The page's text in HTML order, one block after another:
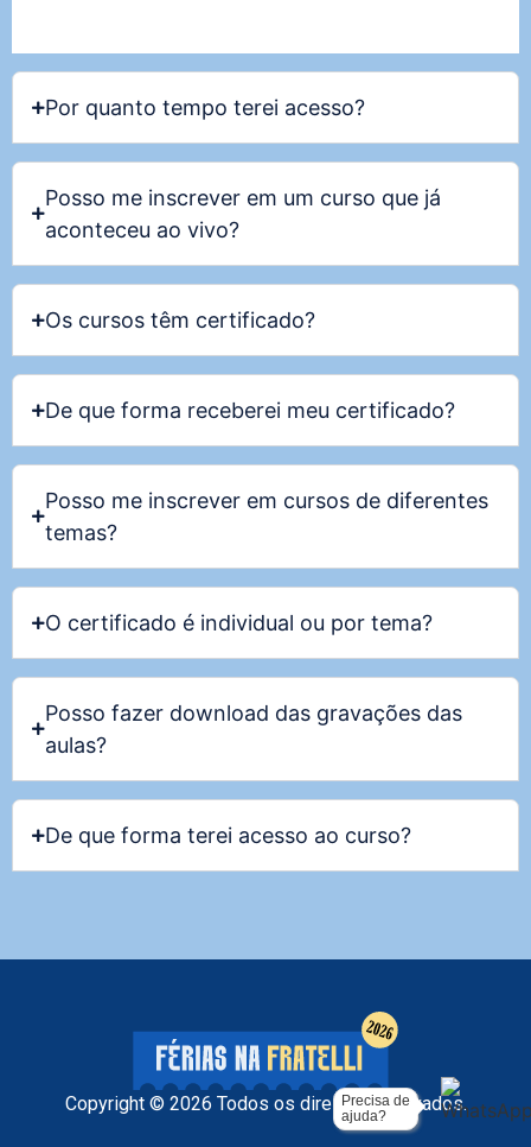
Por quanto tempo terei acesso?
Posso me inscrever em um curso que já
aconteceu ao vivo?
Os cursos têm certificado?
De que forma receberei meu certificado?
Posso me inscrever em cursos de diferentes
temas?
O certificado é individual ou por tema?
Posso fazer download das gravações das
aulas?
De que forma terei acesso ao curso?
Precisa de
ajuda?
Copyright © 2026 Todos os direitos reservados.